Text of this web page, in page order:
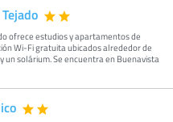
ofrece estudios y apartamentos de
Wi-Fi gratuita ubicados alrededor de
un solárium. Se encuentra en Buenavista